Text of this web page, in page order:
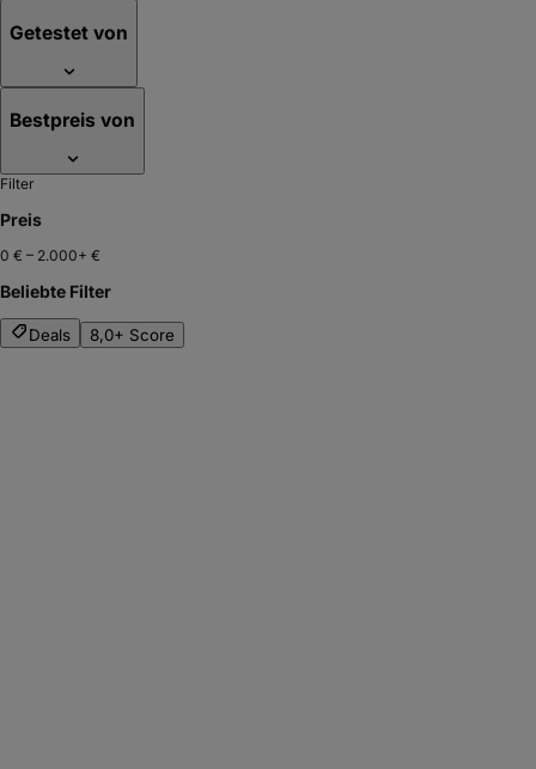
Getestet von
Bestpreis von
Filter
Preis
0 € – 2.000+ €
Beliebte Filter
Deals 8,0+ Score